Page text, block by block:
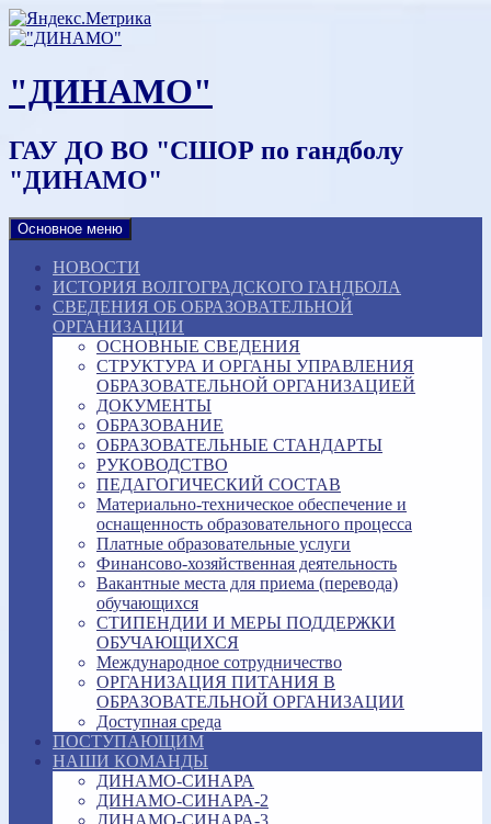
Наверх
"ДИНАМО"
ГАУ ДО ВО "СШОР по гандболу
"ДИНАМО"
Основное меню
НОВОСТИ
ИСТОРИЯ ВОЛГОГРАДСКОГО ГАНДБОЛА
СВЕДЕНИЯ ОБ ОБРАЗОВАТЕЛЬНОЙ
ОРГАНИЗАЦИИ
ОСНОВНЫЕ СВЕДЕНИЯ
СТРУКТУРА И ОРГАНЫ УПРАВЛЕНИЯ
ОБРАЗОВАТЕЛЬНОЙ ОРГАНИЗАЦИЕЙ
ДОКУМЕНТЫ
ОБРАЗОВАНИЕ
ОБРАЗОВАТЕЛЬНЫЕ СТАНДАРТЫ
РУКОВОДСТВО
ПЕДАГОГИЧЕСКИЙ СОСТАВ
Материально-техническое обеспечение и
оснащенность образовательного процесса
Платные образовательные услуги
Финансово-хозяйственная деятельность
Вакантные места для приема (перевода)
обучающихся
СТИПЕНДИИ И МЕРЫ ПОДДЕРЖКИ
ОБУЧАЮЩИХСЯ
Международное сотрудничество
ОРГАНИЗАЦИЯ ПИТАНИЯ В
ОБРАЗОВАТЕЛЬНОЙ ОРГАНИЗАЦИИ
Доступная среда
ПОСТУПАЮЩИМ
НАШИ КОМАНДЫ
ДИНАМО-СИНАРА
ДИНАМО-СИНАРА-2
ДИНАМО-СИНАРА-3